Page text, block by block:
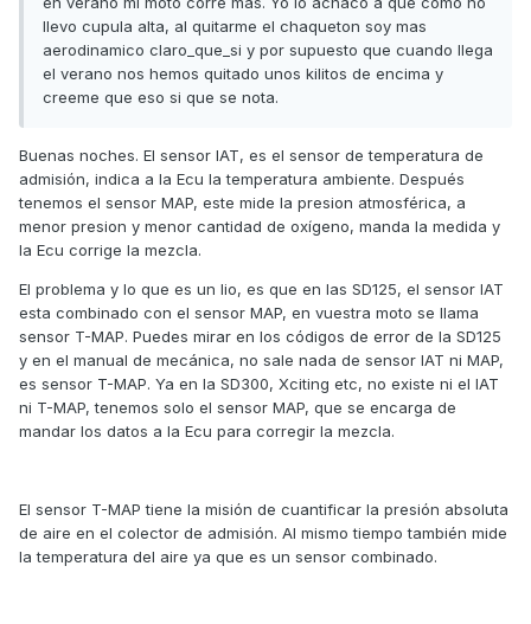
llevo cupula alta, al quitarme el chaqueton soy mas
aerodinamico claro_que_si y por supuesto que cuando llega
el verano nos hemos quitado unos kilitos de encima y
creeme que eso si que se nota.
Buenas noches. El sensor IAT, es el sensor de temperatura de
admisión, indica a la Ecu la temperatura ambiente. Después
tenemos el sensor MAP, este mide la presion atmosférica, a
menor presion y menor cantidad de oxígeno, manda la medida y
la Ecu corrige la mezcla.
El problema y lo que es un lio, es que en las SD125, el sensor IAT
esta combinado con el sensor MAP, en vuestra moto se llama
sensor T-MAP. Puedes mirar en los códigos de error de la SD125
y en el manual de mecánica, no sale nada de sensor IAT ni MAP,
es sensor T-MAP. Ya en la SD300, Xciting etc, no existe ni el IAT
ni T-MAP, tenemos solo el sensor MAP, que se encarga de
mandar los datos a la Ecu para corregir la mezcla.
El sensor T-MAP tiene la misión de cuantificar la presión absoluta
de aire en el colector de admisión. Al mismo tiempo también mide
la temperatura del aire ya que es un sensor combinado.